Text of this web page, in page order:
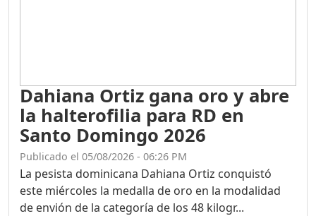
Dahiana Ortiz gana oro y abre
la halterofilia para RD en
Santo Domingo 2026
Publicado el 05/08/2026 - 06:26 PM
La pesista dominicana Dahiana Ortiz conquistó
este miércoles la medalla de oro en la modalidad
de envión de la categoría de los 48 kilogr...